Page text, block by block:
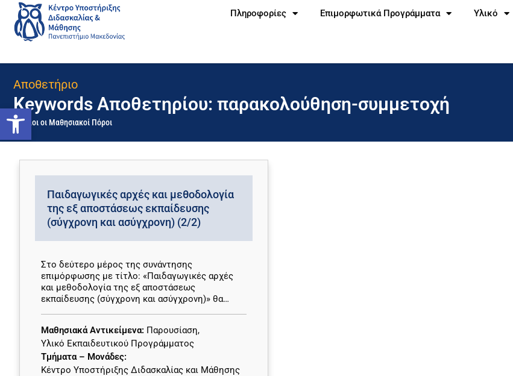
Ανοίξτε τη γραμμή εργαλείων
Πληροφορίες Επιμορφωτικά Προγράμματα Υλικό
Αποθετήριο
Keywords Αποθετηρίου: παρακολούθηση-συμμετοχή
Όλοι οι Μαθησιακοί Πόροι
Παιδαγωγικές αρχές και μεθοδολογία
της εξ αποστάσεως εκπαίδευσης
(σύγχρονη και ασύγχρονη) (2/2)
Στο δεύτερο μέρος της συνάντησης
επιμόρφωσης με τίτλο: «Παιδαγωγικές αρχές
και μεθοδολογία της εξ αποστάσεως
εκπαίδευσης (σύγχρονη και ασύγχρονη)» θα…
Μαθησιακά Αντικείμενα: Παρουσίαση,
Υλικό Εκπαιδευτικού Προγράμματος
Τμήματα – Μονάδες:
Κέντρο Υποστήριξης Διδασκαλίας και Μάθησης